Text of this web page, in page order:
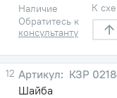
Наличие
Обратитесь к
консультанту
К
12
КЗР
Шайба